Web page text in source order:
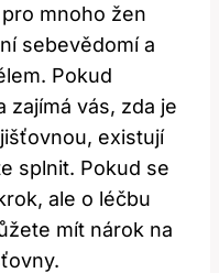
mnoho žen
sebevědomí a
Pokud
zajímá vás, zda je
existují
splnit. Pokud se
ale o léčbu
mít nárok na